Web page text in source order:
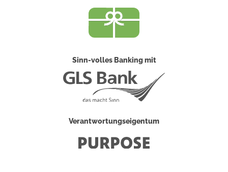
Sinn-volles Banking mit
Verantwortungseigentum